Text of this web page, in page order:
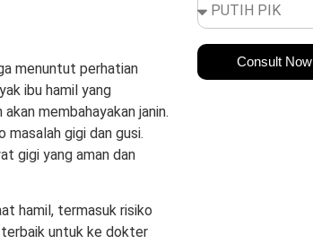
menuntut perhatian
ibu hamil yang
membahayakan janin.
masalah gigi dan gusi.
gigi yang aman dan
hamil, termasuk risiko
terbaik untuk ke dokter
Consult Now